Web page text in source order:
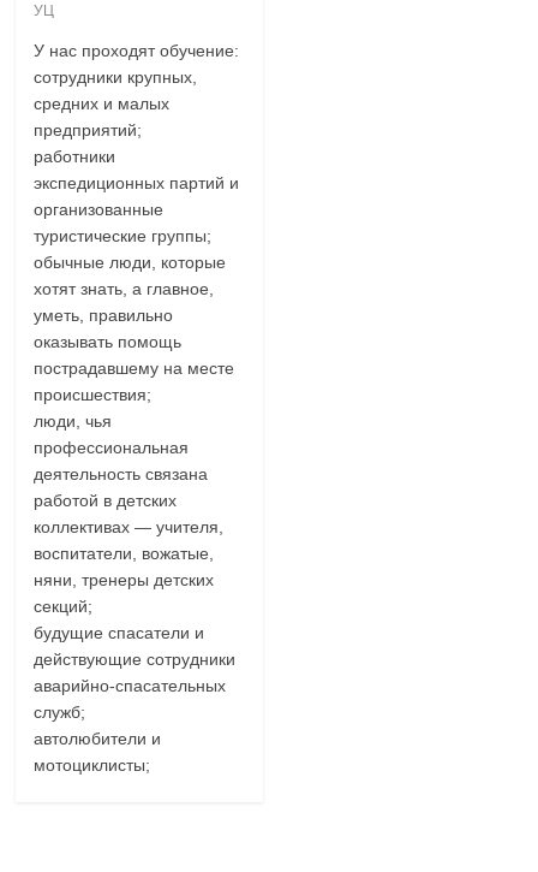
УЦ
У нас проходят обучение:
сотрудники крупных,
средних и малых
предприятий;
работники
экспедиционных партий и
организованные
туристические группы;
обычные люди, которые
хотят знать, а главное,
уметь, правильно
оказывать помощь
пострадавшему на месте
происшествия;
люди, чья
профессиональная
деятельность связана
работой в детских
коллективах — учителя,
воспитатели, вожатые,
няни, тренеры детских
секций;
будущие спасатели и
действующие сотрудники
аварийно-спасательных
служб;
автолюбители и
мотоциклисты;